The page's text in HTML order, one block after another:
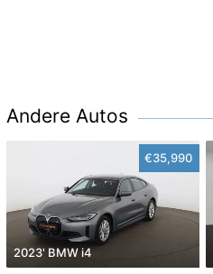
Andere Autos
€35,990
2023' BMW i4